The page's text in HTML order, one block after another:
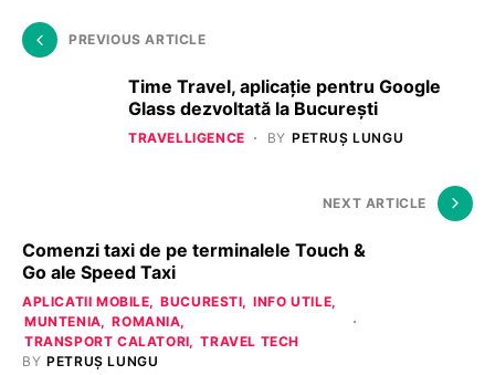
PREVIOUS ARTICLE
Time Travel, aplicaţie pentru Google
Glass dezvoltată la Bucureşti
TRAVELLIGENCE BY PETRUȘ LUNGU
NEXT ARTICLE
Comenzi taxi de pe terminalele Touch &
Go ale Speed Taxi
APLICATII MOBILE BUCURESTI
INFO UTILE
MUNTENIA
ROMANIA
TRANSPORT CALATORI
TRAVEL TECH
BY PETRUȘ LUNGU